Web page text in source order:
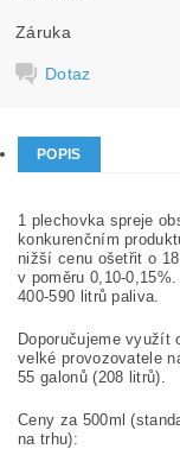
Záruka
Dotaz
POPIS
1 plechovka spreje
konkurenčním
nižší cenu ošetřit o
v poměru 0,10-
400-590 litrů paliva.
Doporučujeme využít
velké provozovatele
55 galonů (208 litrů).
Ceny za 500ml
na trhu):